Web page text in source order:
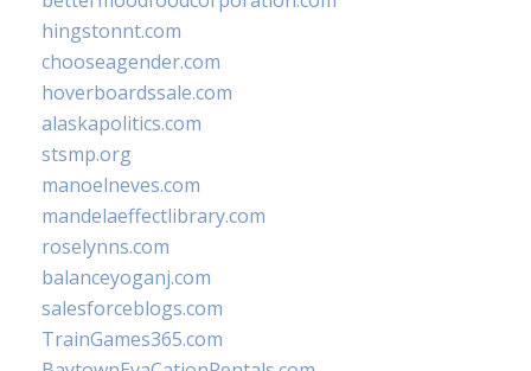
hingstonnt.com
chooseagender.com
hoverboardssale.com
alaskapolitics.com
stsmp.org
manoelneves.com
mandelaeffectlibrary.com
roselynns.com
balanceyoganj.com
salesforceblogs.com
TrainGames365.com